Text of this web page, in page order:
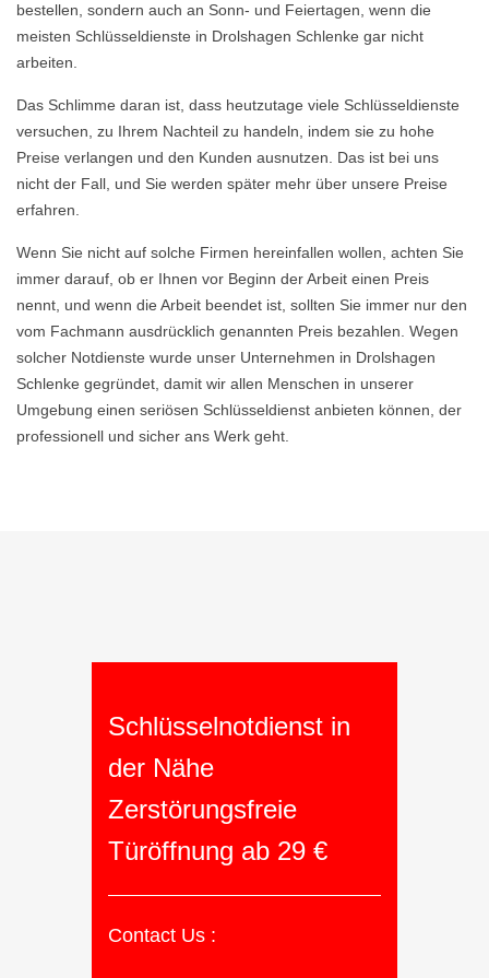
bestellen, sondern auch an Sonn- und Feiertagen, wenn die
meisten Schlüsseldienste in Drolshagen Schlenke gar nicht
arbeiten.
Das Schlimme daran ist, dass heutzutage viele Schlüsseldienste
versuchen, zu Ihrem Nachteil zu handeln, indem sie zu hohe
Preise verlangen und den Kunden ausnutzen. Das ist bei uns
nicht der Fall, und Sie werden später mehr über unsere Preise
erfahren.
Wenn Sie nicht auf solche Firmen hereinfallen wollen, achten Sie
immer darauf, ob er Ihnen vor Beginn der Arbeit einen Preis
nennt, und wenn die Arbeit beendet ist, sollten Sie immer nur den
vom Fachmann ausdrücklich genannten Preis bezahlen. Wegen
solcher Notdienste wurde unser Unternehmen in Drolshagen
Schlenke gegründet, damit wir allen Menschen in unserer
Umgebung einen seriösen Schlüsseldienst anbieten können, der
professionell und sicher ans Werk geht.
Schlüsselnotdienst in
der Nähe
Zerstörungsfreie
Türöffnung ab 29 €
Contact Us :